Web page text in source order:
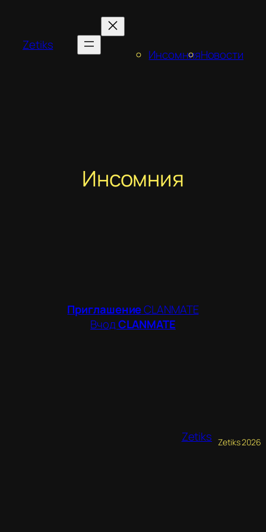
содержимому
Zetiks
ИнсомнияНовости
Инсомния
ПриглашениеCLANMATE
ВчодCLANMATE
Zetiks Zetiks 2026